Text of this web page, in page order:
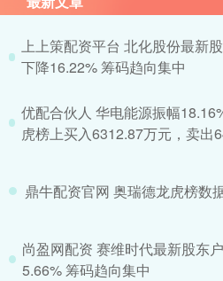
上上策配资平台 北化股份最新
下降16.22% 筹码趋向集中
优配合伙人 华电能源振幅
虎榜上买入6312.87万元，卖出
鼎牛配资官网 奥瑞德龙虎榜数
尚盈网配资 赛维时代最新股东
5.66% 筹码趋向集中